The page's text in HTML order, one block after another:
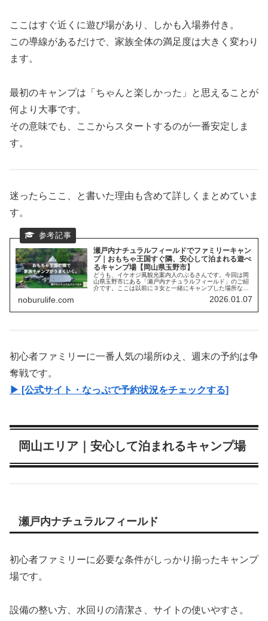
ここはすぐ近くに遊び場があり、しかも入場券付き。
この導線があるだけで、家族全体の満足度は大きく変わり
ます。
最初のキャンプは「ちゃんと楽しかった」と思えることが
何より大事です。
その意味でも、ここからスタートするのが一番安定しま
す。
迷ったらここ、と書いた理由も含めて詳しくまとめていま
す。
瀬戸内ナチュラルフィールドでファミリーキャン
プ｜おもちゃ王国すぐ隣、安心して泊まれる遊べ
るキャンプ場【岡山県玉野市】
どうも、イケオジ風観光案内人のぶるさんです。今回は岡
山県玉野市にある「瀬戸内ナチュラルフィールド」のご紹
介です。ここは以前に３女と一緒にキャンプした場所なん
noburulife.com 2026.01.07
初心者ファミリーに一番人気の場所ゆえ、週末の予約は争
奪戦です。
▶ [公式サイト・なっぷで予約状況をチェックする]
岡山エリア｜安心して泊まれるキャンプ場
瀬戸内ナチュラルフィールド
初心者ファミリーに必要な条件がしっかり揃ったキャンプ
場です。
設備の整い方、水回りの清潔さ、サイトの使いやすさ。